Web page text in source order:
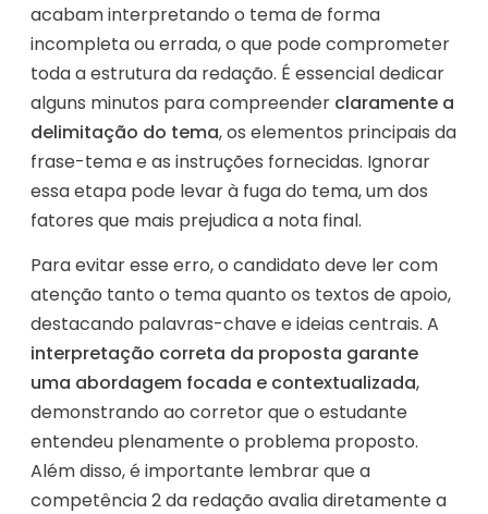
acabam interpretando o tema de forma
incompleta ou errada, o que pode comprometer
toda a estrutura da redação. É essencial dedicar
alguns minutos para compreender claramente a
delimitação do tema, os elementos principais da
frase-tema e as instruções fornecidas. Ignorar
essa etapa pode levar à fuga do tema, um dos
fatores que mais prejudica a nota final.
Para evitar esse erro, o candidato deve ler com
atenção tanto o tema quanto os textos de apoio,
destacando palavras-chave e ideias centrais. A
interpretação correta da proposta garante
uma abordagem focada e contextualizada,
demonstrando ao corretor que o estudante
entendeu plenamente o problema proposto.
Além disso, é importante lembrar que a
competência 2 da redação avalia diretamente a